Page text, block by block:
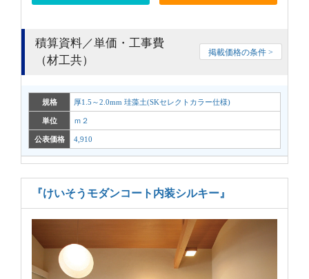
積算資料／単価・工事費
（材工共）
掲載価格の条件 >
規格 厚1.5～2.0mm 珪藻土(SKセレクトカラー仕様)
単位 ｍ２
公表価格 4,910
『けいそうモダンコート内装シルキー』